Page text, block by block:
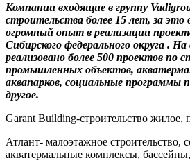
Компании входящие в группу
строительства более 15 лет, за это
огромный опыт в реализации
Сибирского федерального округа .
реализовано более 500 проектов по
промышленных объектов,
аквапарков, социальные программы
другое.
Garant Building-строительство
Атлант- малоэтажное строительство,
акватермальные комплексы,